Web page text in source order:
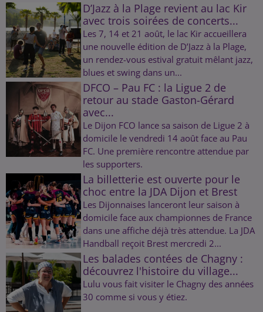
D’Jazz à la Plage revient au lac Kir
avec trois soirées de concerts...
Les 7, 14 et 21 août, le lac Kir accueillera
une nouvelle édition de D’Jazz à la Plage,
un rendez-vous estival gratuit mêlant jazz,
blues et swing dans un...
DFCO – Pau FC : la Ligue 2 de
retour au stade Gaston-Gérard
avec...
Le Dijon FCO lance sa saison de Ligue 2 à
domicile le vendredi 14 août face au Pau
FC. Une première rencontre attendue par
les supporters.
La billetterie est ouverte pour le
choc entre la JDA Dijon et Brest
Les Dijonnaises lanceront leur saison à
domicile face aux championnes de France
dans une affiche déjà très attendue. La JDA
Handball reçoit Brest mercredi 2...
Les balades contées de Chagny :
découvrez l'histoire du village...
Lulu vous fait visiter le Chagny des années
30 comme si vous y étiez.